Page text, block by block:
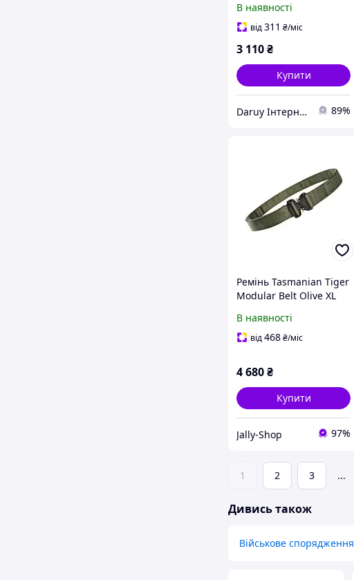
В наявності
від311 ₴/міс
3 110₴
Купити
Daruy Інтернет Магазин "Туристичне спорядження" 89%
Ремінь Tasmanian Tiger
Modular Belt Olive XL
В наявності
від468₴/міс
4 680₴
Купити
Jally-Shop 97%
1 2 3 ...
Дивись також
Військове спорядження